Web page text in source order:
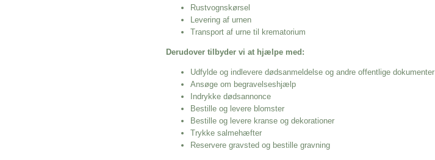
Rustvognskørsel
Levering af urnen
Transport af urne til krematorium
Derudover tilbyder vi at hjælpe med:
Udfylde og indlevere dødsanmeldelse og andre offentlige dokumenter
Ansøge om begravelseshjælp
Indrykke dødsannonce
Bestille og levere blomster
Bestille og levere kranse og dekorationer
Trykke salmehæfter
Reservere gravsted og bestille gravning